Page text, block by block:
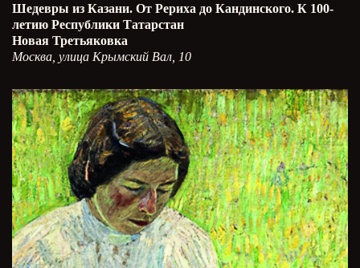
Шедевры из Казани. От Рериха до Кандинского. К 100-
летию Республики Татарстан
Новая Третьяковка
Москва, улица Крымский Вал, 10